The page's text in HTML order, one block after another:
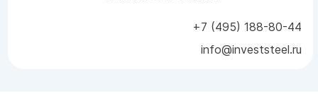
+7 (495) 188-80-44
info@investsteel.ru